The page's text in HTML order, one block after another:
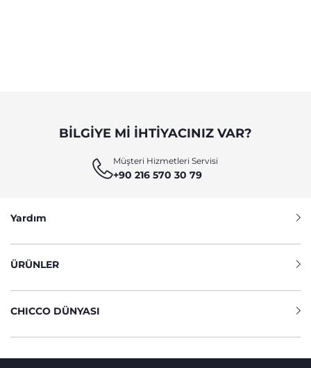
BILGIYE MI IHTIYACINIZ VAR?
Müşteri Hizmetleri Servisi
+90 216 570 30 79
Yardım
ÜRÜNLER
CHICCO DÜNYASI